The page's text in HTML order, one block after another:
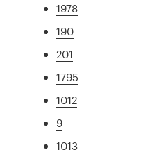
1978
190
201
1795
1012
9
1013